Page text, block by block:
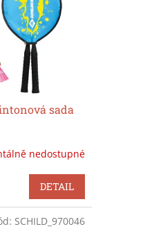
sada
nedostupné
DETAIL
SCHILD_970046